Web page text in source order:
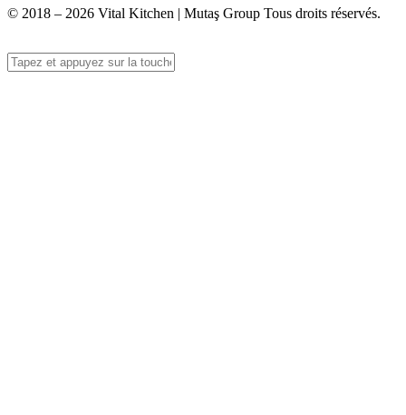
© 2018 – 2026 Vital Kitchen | Mutaş Group Tous droits réservés.